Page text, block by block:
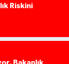
Riskini